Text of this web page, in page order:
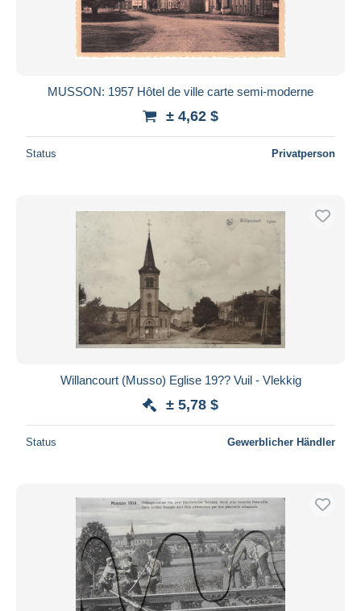
MUSSON: 1957 Hôtel de ville carte semi-moderne
± 4,62 $
Status Privatperson
Willancourt (Musso) Eglise 19?? Vuil - Vlekkig
± 5,78 $
Status Gewerblicher Händler